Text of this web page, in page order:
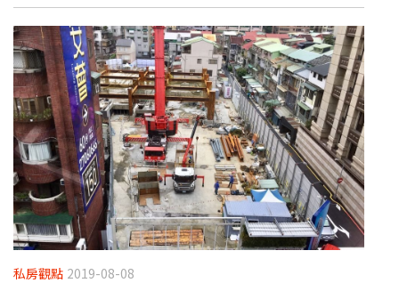
私房觀點 2019-08-08